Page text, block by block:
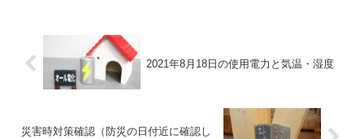
2021年8月18日の使用電力と気温・湿度
災害時対策確認（防災の日付近に確認し